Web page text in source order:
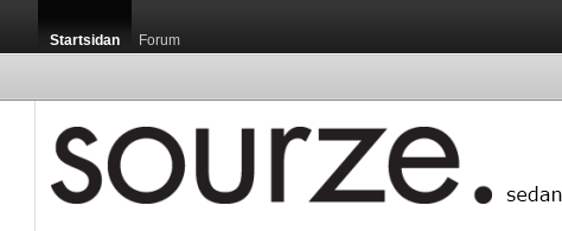
Startsidan Forum